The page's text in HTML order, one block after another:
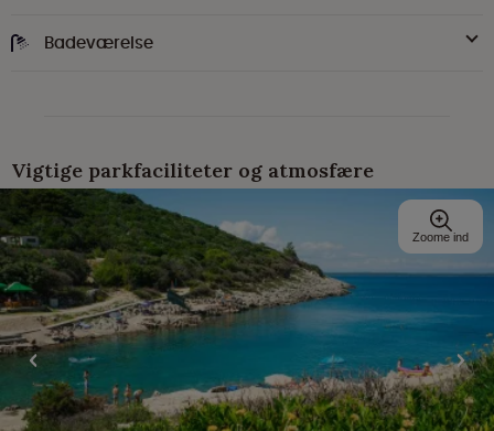
Badeværelse
Vigtige parkfaciliteter og atmosfære
Zoome ind